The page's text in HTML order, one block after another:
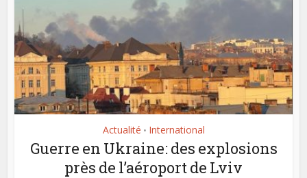
Actualité • International
Guerre en Ukraine: des explosions
près de l’aéroport de Lviv